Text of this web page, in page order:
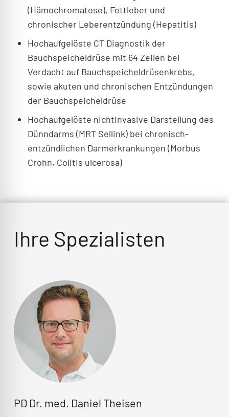
(Hämochromatose), Fettleber und
chronischer Leberentzündung (Hepatitis)
Hochaufgelöste CT Diagnostik der
Bauchspeicheldrüse mit 64 Zeilen bei
Verdacht auf Bauchspeicheldrüsenkrebs,
sowie akuten und chronischen Entzündungen
der Bauchspeicheldrüse
Hochaufgelöste nichtinvasive Darstellung des
Dünndarms (MRT Sellink) bei chronisch-
entzündlichen Darmerkrankungen (Morbus
Crohn, Colitis ulcerosa)
Ihre Spezialisten
PD Dr. med. Daniel Theisen